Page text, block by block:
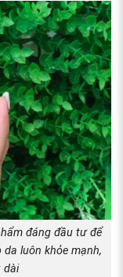
đáng đầu tư để
luôn khỏe mạnh,
dài